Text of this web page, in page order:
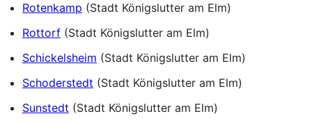
Rotenkamp (Stadt Königslutter am Elm)
Rottorf (Stadt Königslutter am Elm)
Schickelsheim (Stadt Königslutter am Elm)
Schoderstedt (Stadt Königslutter am Elm)
Sunstedt (Stadt Königslutter am Elm)